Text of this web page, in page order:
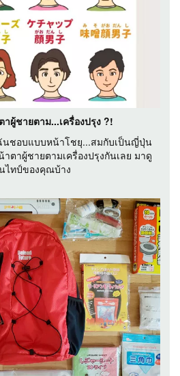
ผู้ชายตาม...เครื่องปรุง ?!
ชอบแบบหน้าโชยุ...สมกับเป็นญี่ปุ่น
ตาผู้ชายตามเครื่องปรุงกันเลย มาดู
ไทป์ของคุณบ้าง